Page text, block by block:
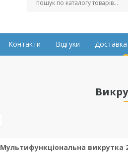
Контакти Відгуки Доставка
Мультифункціональна викрутка